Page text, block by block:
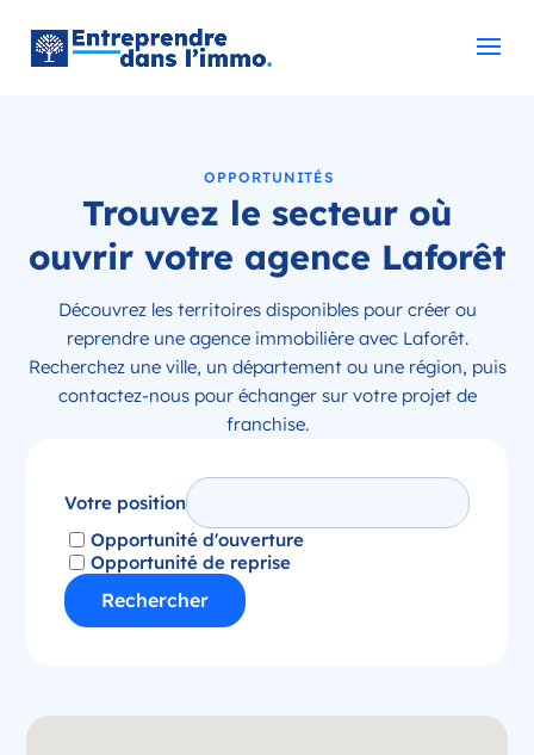
OPPORTUNITÉS
Trouvez le secteur où
ouvrir votre agence Laforêt
Découvrez les territoires disponibles pour créer ou
reprendre une agence immobilière avec Laforêt.
Recherchez une ville, un département ou une région, puis
contactez-nous pour échanger sur votre projet de
franchise.
Votre position
Opportunité d'ouverture
Opportunité de reprise